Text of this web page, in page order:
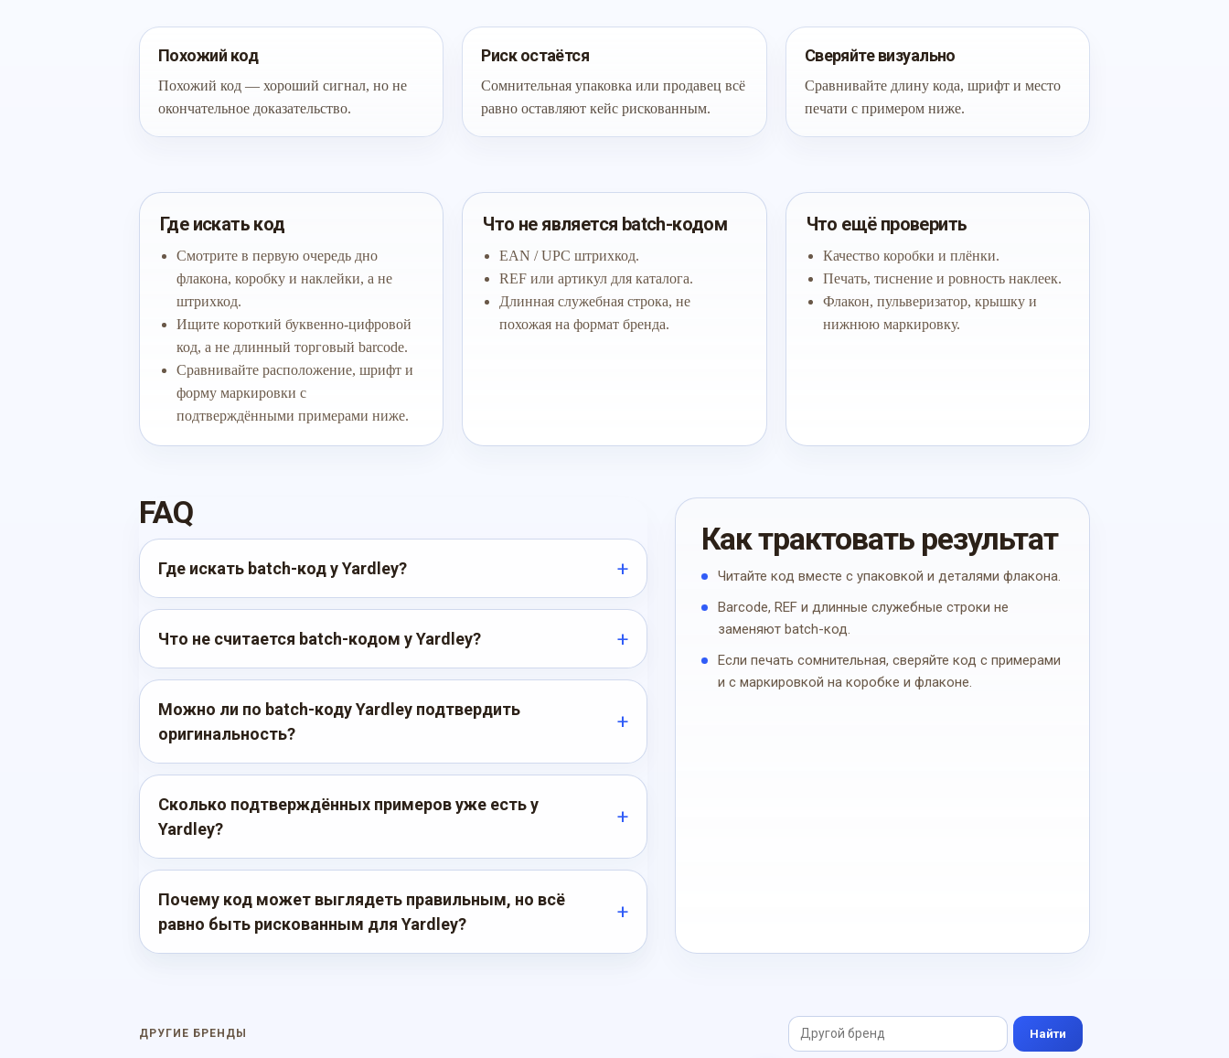
Похожий код
Похожий код — хороший сигнал, но не
окончательное доказательство.
Риск остаётся
Сомнительная упаковка или продавец всё
равно оставляют кейс рискованным.
Сверяйте визуально
Сравнивайте длину кода, шрифт и место
печати с примером ниже.
Где искать код
Смотрите в первую очередь дно
флакона, коробку и наклейки, а не
штрихкод.
Ищите короткий буквенно-цифровой
код, а не длинный торговый barcode.
Сравнивайте расположение, шрифт и
форму маркировки с
подтверждёнными примерами ниже.
Что не является batch-кодом
EAN / UPC штрихкод.
REF или артикул для каталога.
Длинная служебная строка, не
похожая на формат бренда.
Что ещё проверить
Качество коробки и плёнки.
Печать, тиснение и ровность наклеек.
Флакон, пульверизатор, крышку и
нижнюю маркировку.
FAQ
Где искать batch-код у Yardley?
Что не считается batch-кодом у Yardley?
Можно ли по batch-коду Yardley подтвердить
оригинальность?
Сколько подтверждённых примеров уже есть у
Yardley?
Почему код может выглядеть правильным, но всё
равно быть рискованным для Yardley?
Как трактовать результат
Читайте код вместе с упаковкой и деталями флакона.
Barcode, REF и длинные служебные строки не
заменяют batch-код.
Если печать сомнительная, сверяйте код с примерами
и с маркировкой на коробке и флаконе.
ДРУГИЕ БРЕНДЫ Найти